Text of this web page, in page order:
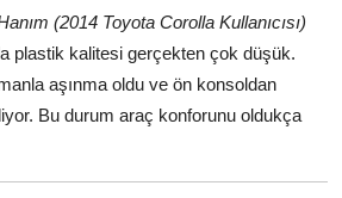
(2014 Toyota Corolla Kullanıcısı)
plastik kalitesi gerçekten çok düşük.
aşınma oldu ve ön konsoldan
Bu durum araç konforunu oldukça